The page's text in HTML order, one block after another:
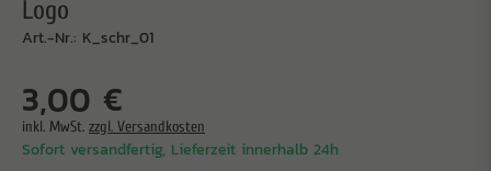
Logo
Art.-Nr.: K_schr_01
3,00 €
inkl. MwSt. zzgl. Versandkosten
Sofort versandfertig, Lieferzeit innerhalb 24h